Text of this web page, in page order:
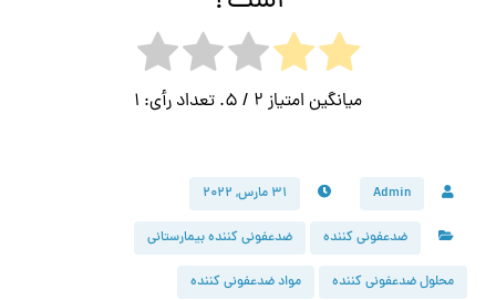
میانگین امتیاز 2 / 5. تعداد رأی: 1
Admin ۳۱ مارس, ۲۰۲۲
ضدعفونی کننده ضدعفونی کننده بیمارستانی
محلول ضدعفونی کننده مواد ضدعفونی کننده